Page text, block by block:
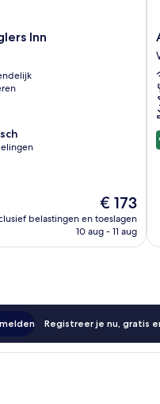
Inn
De
prijs
is
€ 173
belastingen en toeslagen
10 aug - 11 aug
Registreer je nu, gratis